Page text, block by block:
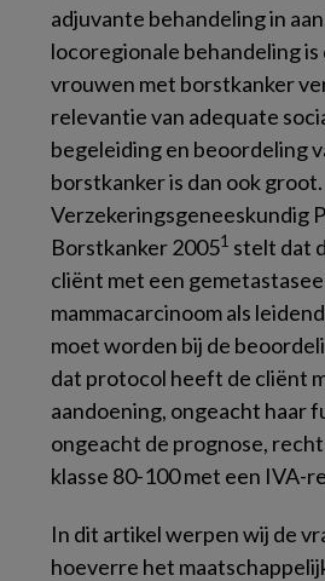
adjuvante behandeling in
locoregionale behandeling is
vrouwen met borstkanker
relevantie van adequate
begeleiding en beoordeling
borstkanker is dan ook
Verzekeringsgeneeskundig
Borstkanker 20051 stelt dat
cliënt met een
mammacarcinoom als
moet worden bij de
dat protocol heeft de cliënt
aandoening, ongeacht haar
ongeacht de prognose,
klasse 80-100 met een IVA-
In dit artikel werpen wij de
hoeverre het